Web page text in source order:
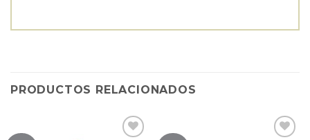
PRODUCTOS RELACIONADOS